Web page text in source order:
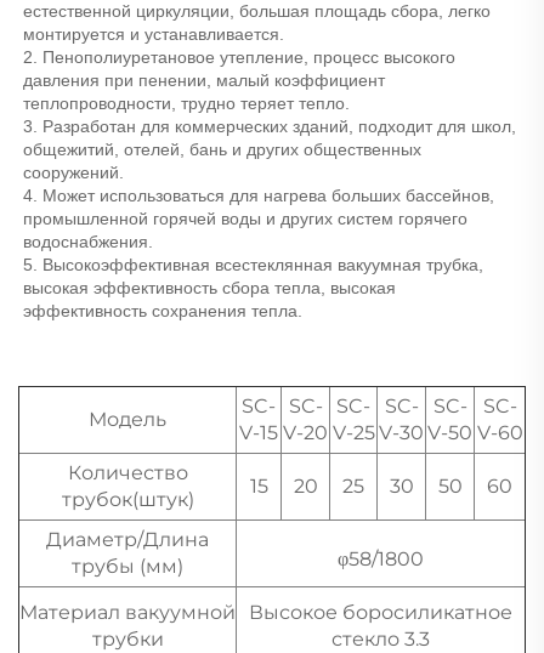
естественной циркуляции, большая площадь сбора, легко
монтируется и устанавливается.
2. Пенополиуретановое утепление, процесс высокого
давления при пенении, малый коэффициент
теплопроводности, трудно теряет тепло.
3. Разработан для коммерческих зданий, подходит для школ,
общежитий, отелей, бань и других общественных
сооружений.
4. Может использоваться для нагрева больших бассейнов,
промышленной горячей воды и других систем горячего
водоснабжения.
5. Высокоэффективная всестеклянная вакуумная трубка,
высокая эффективность сбора тепла, высокая
эффективность сохранения тепла.
Модель
SC-
V-15
SC-
V-20
SC-
V-25
SC-
V-30
SC-
V-50
SC-
V-60
Количество
трубок(штук)
15 20 25 30 50 60
Диаметр/Длина
трубы (мм)
φ58/1800
Материал вакуумной
трубки
Высокое боросиликатное
стекло 3.3